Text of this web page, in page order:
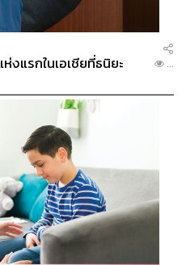
าง Shopee, Lazada และ
ริการตั้งแต่ต้นน้ำถึงปลายน้ำ
ห้สามารถควบคุมต้นทุนและ
ามารถสะท้อนได้จาก
ผ่านมา ปี 2565 นั้นมีรายได้
ถึง 3,018 ล้านบาท
เคราะห์ไว้ว่า สำหรับ
แบ่งได้เป็น 2 กลุ่ม คือ กลุ่ม
งแรกในเอเชียที่ธนิยะ ...